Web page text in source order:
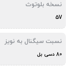
نسخه بلوتوث
5V
نسبت سیگنال به نویز
80 دسی بل